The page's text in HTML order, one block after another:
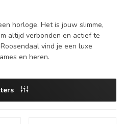
horloge. Het is jouw slimme,
altijd verbonden en actief te
vind je een luxe
en heren.